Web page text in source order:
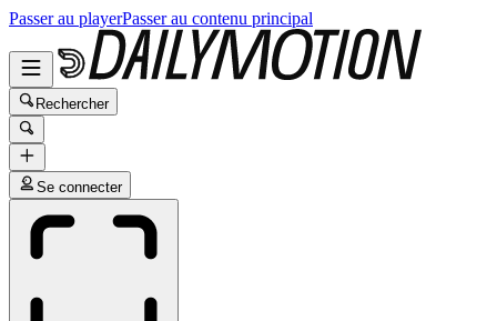
Passer au playerPasser au contenu principal
Rechercher
Se connecter